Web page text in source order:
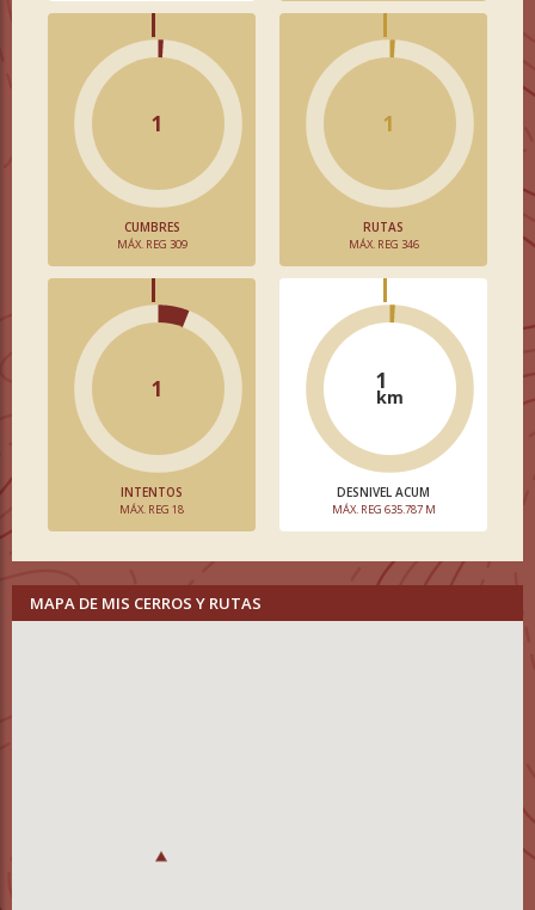
1
CUMBRES
MÁX. REG 309
1
RUTAS
MÁX. REG 346
1
INTENTOS
MÁX. REG 18
1
km
DESNIVEL ACUM
MÁX. REG 635.787 M
MAPA DE MIS CERROS Y RUTAS